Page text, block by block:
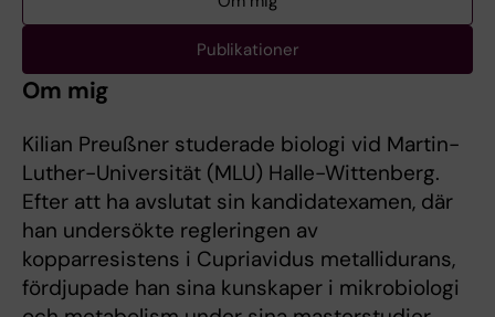
Publikationer
Om mig
Kilian Preußner studerade biologi vid Martin-
Luther-Universität (MLU) Halle-Wittenberg.
Efter att ha avslutat sin kandidatexamen, där
han undersökte regleringen av
kopparresistens i Cupriavidus metallidurans,
fördjupade han sina kunskaper i mikrobiologi